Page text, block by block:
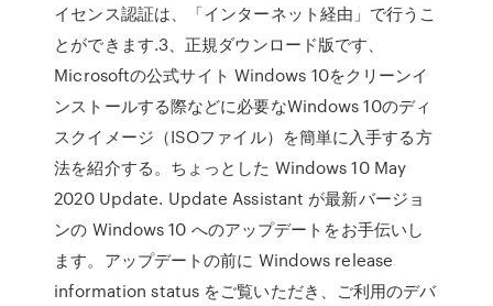
イセンス認証は、「インターネット経由」で行うこ
とができます.3、正規ダウンロード版です、
Microsoftの公式サイト Windows 10をクリーンイ
ンストールする際などに必要なWindows 10のディ
スクイメージ（ISOファイル）を簡単に入手する方
法を紹介する。ちょっとした Windows 10 May
2020 Update. Update Assistant が最新バージョ
ンの Windows 10 へのアップデートをお手伝いし
ます。アップデートの前に Windows release
information status をご覧いただき、ご利用のデバ